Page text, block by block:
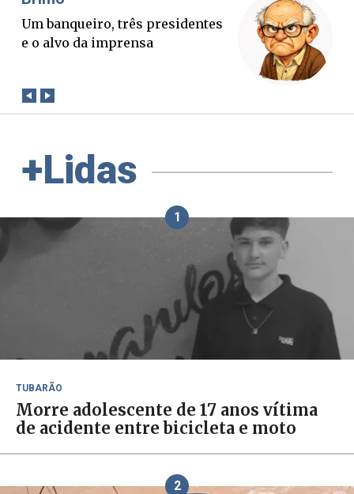
O Boato corre mais rápido que a
verdade. Mas quem paga a
+Lidas
1
TUBARÃO
Morre adolescente de 17 anos vítima
de acidente entre bicicleta e moto
2